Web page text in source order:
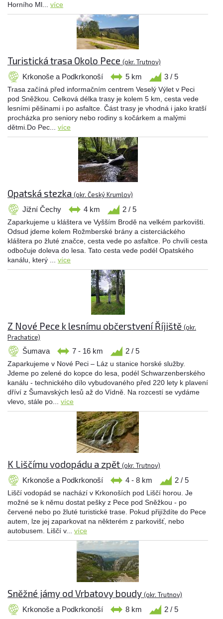
Horního Ml... více
Turistická trasa Okolo Pece (okr. Trutnov)
Krkonoše a Podkrkonoší 5 km 3 / 5
Trasa začíná před informačním centrem Veselý Výlet v Peci
pod Sněžkou. Celková délka trasy je kolem 5 km, cesta vede
lesními pěšinami i po asfaltce. Část trasy je vhodná i jako kratší
procházka pro seniory nebo rodiny s kočárkem a malými
dětmi.Do Pec... více
Opatská stezka (okr. Český Krumlov)
Jižní Čechy 4 km 2 / 5
Zaparkujeme u kláštera ve Vyšším Brodě na velkém parkovišti.
Odsud jdeme kolem Rožmberské brány a cisterciáckého
kláštera po žluté značce, cesta vede po asfaltce. Po chvíli cesta
odbočuje doleva do lesa. Tato cesta vede podél Opatského
kanálu, který ... více
Z Nové Pece k lesnímu občerstvení Říjiště (okr.
Prachatice)
Šumava 7 - 16 km 2 / 5
Zaparkujeme v Nové Peci – Láz u stanice horské služby.
Jdeme po zelené do kopce do lesa, podél Schwarzenberského
kanálu - technického dílo vybudovaného před 220 lety k plavení
dříví z Šumavských lesů až do Vídně. Na rozcestí se vydáme
vlevo, stále po... více
K Liščímu vodopádu a zpět (okr. Trutnov)
Krkonoše a Podkrkonoší 4 - 8 km 2 / 5
Liščí vodopád se nachází v Krkonoších pod Liščí horou. Je
možné se k němu dostat pešky z Pece pod Sněžkou - po
červené nebo po žluté turistické trase. Pokud přijíždíte do Pece
autem, lze jej zaparkovat na některém z parkovišť, nebo
autobusem. Liščí v... více
Sněžné jámy od Vrbatovy boudy (okr. Trutnov)
Krkonoše a Podkrkonoší 8 km 2 / 5